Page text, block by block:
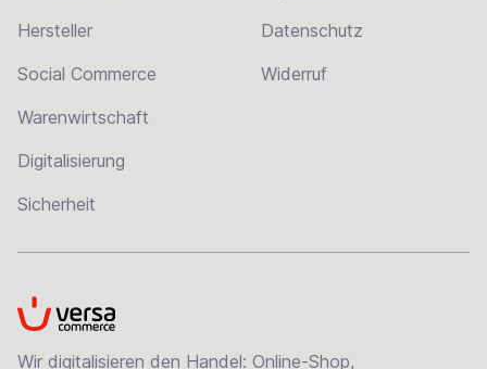
Hersteller
Social Commerce
Warenwirtschaft
Digitalisierung
Sicherheit
Datenschutz
Widerruf
VersaCommerce
Wir digitalisieren den Handel: Online-Shop,